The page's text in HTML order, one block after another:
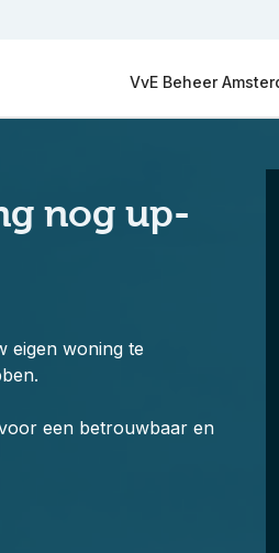
VvE Beheer
nog up-
eigen woning te
een betrouwbaar en